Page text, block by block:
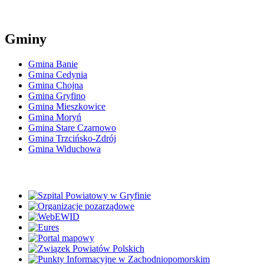
Gminy
Gmina Banie
Gmina Cedynia
Gmina Chojna
Gmina Gryfino
Gmina Mieszkowice
Gmina Moryń
Gmina Stare Czarnowo
Gmina Trzcińsko-Zdrój
Gmina Widuchowa